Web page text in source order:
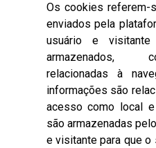
Os cookies referem-
enviados pela
usuário e
armazenados,
relacionadas à
informações são
acesso como local
são armazenadas
e visitante para que